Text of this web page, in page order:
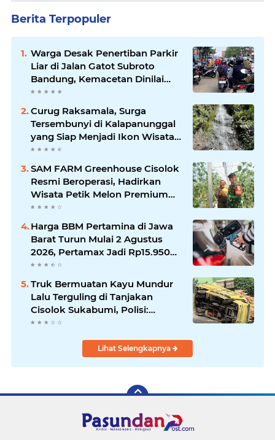
Berita Terpopuler
Warga Desak Penertiban Parkir
Liar di Jalan Gatot Subroto
Bandung, Kemacetan Dinilai
Makin Mengkhawatirkan
Curug Raksamala, Surga
Tersembunyi di Kalapanunggal
yang Siap Menjadi Ikon Wisata
Alam Baru Kabupaten
SAM FARM Greenhouse Cisolok
Resmi Beroperasi, Hadirkan
Wisata Petik Melon Premium
dan Edukasi Pertanian Modern
Harga BBM Pertamina di Jawa
Barat Turun Mulai 2 Agustus
2026, Pertamax Jadi Rp15.950
per Liter, Cek Daftar Harga
Terbaru
Truk Bermuatan Kayu Mundur
Lalu Terguling di Tanjakan
Cisolok Sukabumi, Polisi:
Diduga Tak Kuat Menanjak
Lihat Selengkapnya